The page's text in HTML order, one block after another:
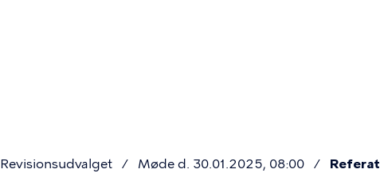
Revisionsudvalget Møde d. 30.01.2025, 08:00 Referat